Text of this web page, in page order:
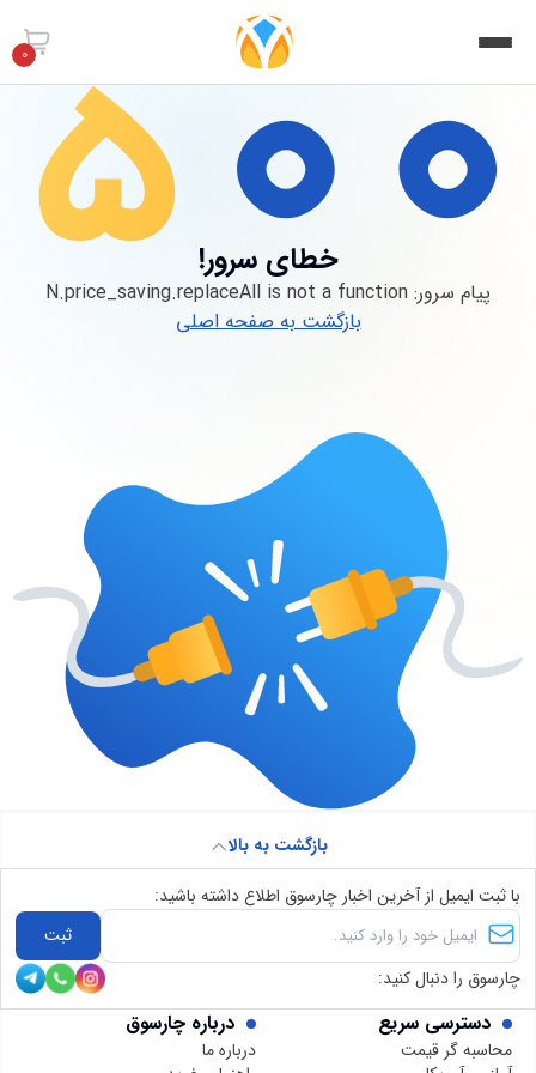
0
خطای سرور!
پیام سرور: N.price_saving.replaceAll is not a function
بازگشت به صفحه اصلی
دسترسی سریع
محاسبه گر قیمت
درباره چارسوق
درباره ما
بازگشت به بالا
با ثبت ایمیل از آخرین اخبار چارسوق اطلاع داشته باشید:
ثبت
چارسوق را دنبال کنید: